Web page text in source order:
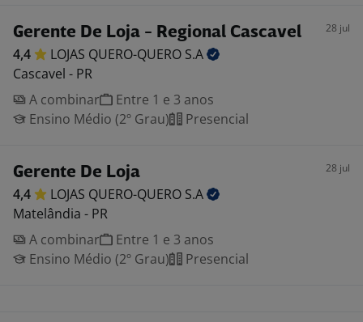
Gerente De Loja - Regional Cascavel 28 jul
4,4 LOJAS QUERO-QUERO S.A
Cascavel - PR
A combinar
Entre 1 e 3 anos
Ensino Médio (2º Grau)
Presencial
Gerente De Loja 28 jul
4,4 LOJAS QUERO-QUERO S.A
Matelândia - PR
A combinar
Entre 1 e 3 anos
Ensino Médio (2º Grau)
Presencial